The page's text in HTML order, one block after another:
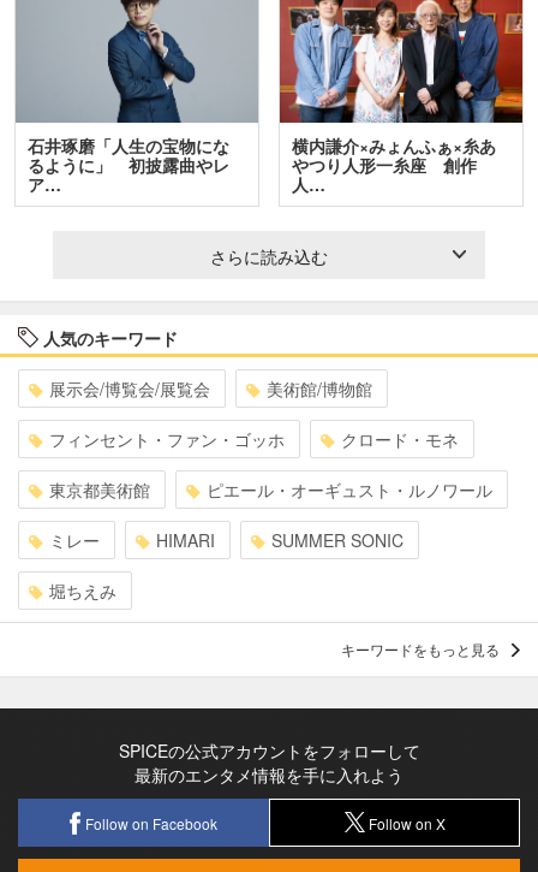
石井琢磨「人生の宝物にな
るように」 初披露曲やレ
ア…
横内謙介×みょんふぁ×糸あ
やつり人形一糸座 創作
人…
さらに読み込む
人気のキーワード
展示会/博覧会/展覧会 美術館/博物館
フィンセント・ファン・ゴッホ クロード・モネ
東京都美術館 ピエール・オーギュスト・ルノワール
ミレー HIMARI SUMMER SONIC
堀ちえみ
キーワードをもっと見る
SPICEの公式アカウントをフォローして
最新のエンタメ情報を手に入れよう
Follow on Facebook Follow on X